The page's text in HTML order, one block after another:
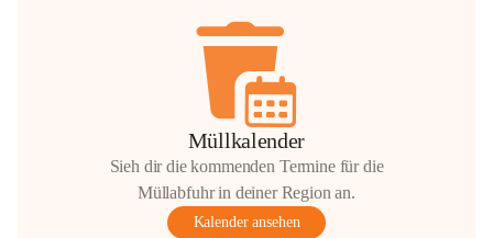
Müllkalender
Sieh dir die kommenden Termine für die
Müllabfuhr in deiner Region an.
Kalender ansehen